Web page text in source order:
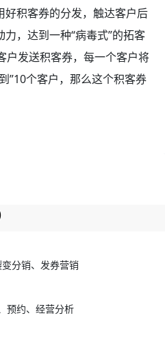
积客券的分发，触达客户后
，达到一种“病毒式”的拓客
户发送积客券，每一个客户将
”10个客户，那么这个积客券
分销、发券营销
预约、经营分析